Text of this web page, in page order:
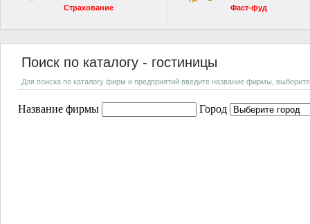
Страхование
Фаст-фуд
Поиск по каталогу - гостиницы
Для поиска по каталогу фирм и предприятий введите название фирмы, выберите
Название фирмы Город